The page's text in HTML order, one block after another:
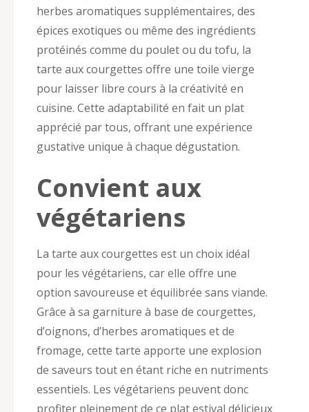
herbes aromatiques supplémentaires, des
épices exotiques ou même des ingrédients
protéinés comme du poulet ou du tofu, la
tarte aux courgettes offre une toile vierge
pour laisser libre cours à la créativité en
cuisine. Cette adaptabilité en fait un plat
apprécié par tous, offrant une expérience
gustative unique à chaque dégustation.
Convient aux
végétariens
La tarte aux courgettes est un choix idéal
pour les végétariens, car elle offre une
option savoureuse et équilibrée sans viande.
Grâce à sa garniture à base de courgettes,
d’oignons, d’herbes aromatiques et de
fromage, cette tarte apporte une explosion
de saveurs tout en étant riche en nutriments
essentiels. Les végétariens peuvent donc
profiter pleinement de ce plat estival délicieux